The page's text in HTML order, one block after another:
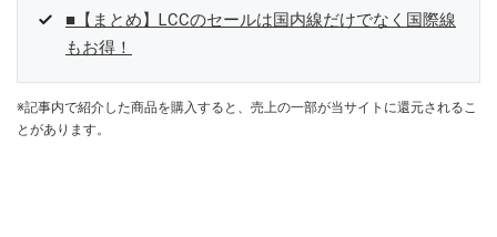
■【まとめ】LCCのセールは国内線だけでなく国際線
もお得！
※記事内で紹介した商品を購入すると、売上の一部が当サイトに還元されるこ
とがあります。